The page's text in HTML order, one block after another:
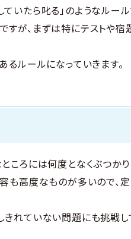
いたら叱る」のようなルール
が、まずは特にテストや
るルールになっていきます。
ころには何度となくぶつかり
も高度なものが多いので、
れていない問題にも挑戦し